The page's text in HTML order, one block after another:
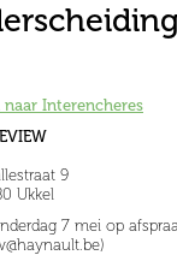
naar Interencheres
9
Ukkel
7 mei op